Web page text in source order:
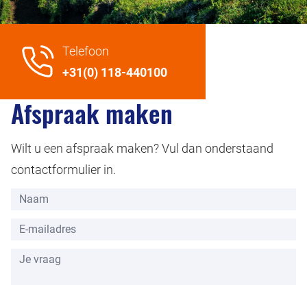
Telefoon
+31(0) 118-440100
Afspraak maken
Wilt u een afspraak maken? Vul dan onderstaand
contactformulier in.